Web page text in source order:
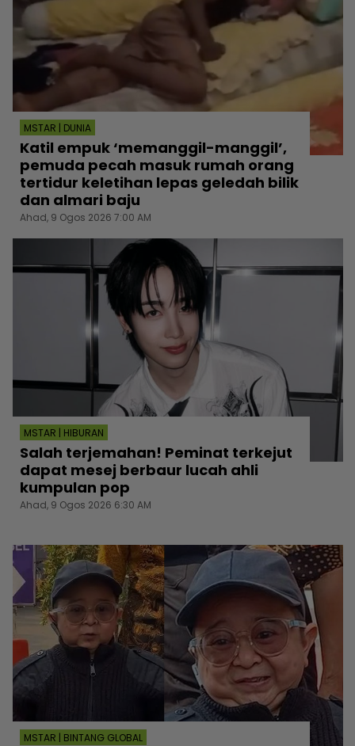
MSTAR | DUNIA
Katil empuk ‘memanggil-manggil’,
pemuda pecah masuk rumah orang
tertidur keletihan lepas geledah bilik
dan almari baju
Ahad, 9 Ogos 2026 7:00 AM
MSTAR | HIBURAN
Salah terjemahan! Peminat terkejut
dapat mesej berbaur lucah ahli
kumpulan pop
Ahad, 9 Ogos 2026 6:30 AM
MSTAR | BINTANG GLOBAL